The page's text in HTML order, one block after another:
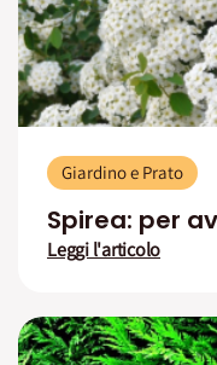
Giardino e Prato
Spirea: per
Leggi l'articolo